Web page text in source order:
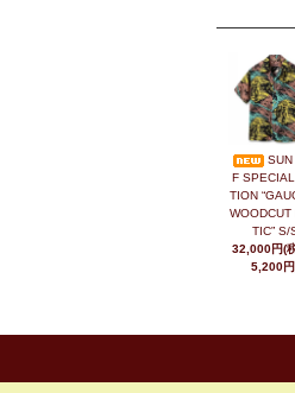
SUN
F
TION
WOODCUT
TIC” S/
32,000円(
5,200